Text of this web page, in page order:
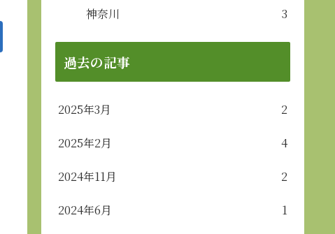
神奈川 3
過去の記事
2025年3月 2
2025年2月 4
2024年11月 2
2024年6月 1